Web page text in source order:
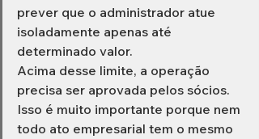
prever que o administrador atue
isoladamente apenas até
determinado valor.
Acima desse limite, a operação
precisa ser aprovada pelos sócios.
Isso é muito importante porque nem
todo ato empresarial tem o mesmo